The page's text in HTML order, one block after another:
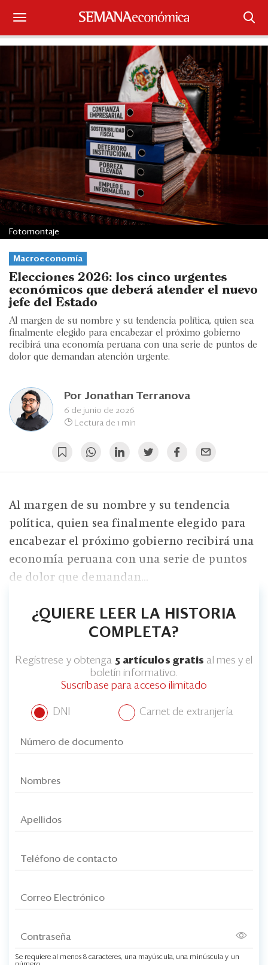
Suscríbase
Portada
¿Qué está pasando?
Sectores y Empresas
Management
Economía y Finanzas
Legal y Política
Eventos
Blogs
Ranking CEO
Edición Impresa
Macroeconomía
Elecciones 2026: los cinco urgentes
económicos que deberá atender el nuevo
jefe del Estado
Al margen de su nombre y su tendencia política, quien sea
finalmente elegido para encabezar el próximo gobierno
recibirá una economía peruana con una serie de puntos de
dolor que demandan atención urgente.
Por Jonathan Terranova
6 de junio de 2026
Lectura de 1 min
Fotomontaje
Al margen de su nombre y su tendencia
política, quien sea finalmente elegido para
encabezar el próximo gobierno recibirá una
economía peruana con una serie de puntos
de dolor que demandan...
¿QUIERE LEER LA HISTORIA
COMPLETA?
Regístrese y obtenga 5 artículos gratis al mes y el
boletín informativo.
Suscríbase para acceso ilimitado
DNI Carnet de extranjería
Se requiere al menos 8 caracteres, una mayúscula, una minúscula y un